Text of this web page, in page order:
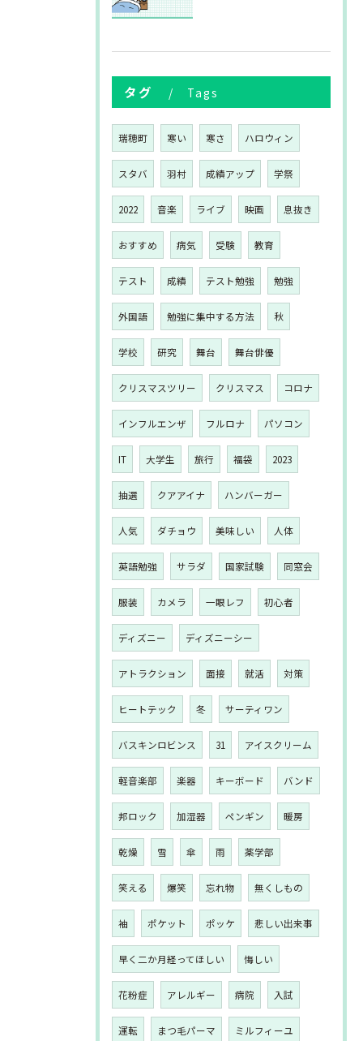
タグ Tags
瑞穂町 寒い 寒さ ハロウィン
スタバ 羽村 成績アップ 学祭
2022 音楽 ライブ 映画 息抜き
おすすめ 病気 受験 教育
テスト 成績 テスト勉強 勉強
外国語 勉強に集中する方法 秋
学校 研究 舞台 舞台俳優
クリスマスツリー クリスマス コロナ
インフルエンザ フルロナ パソコン
IT 大学生 旅行 福袋 2023
抽選 クアアイナ ハンバーガー
人気 ダチョウ 美味しい 人体
英語勉強 サラダ 国家試験 同窓会
服装 カメラ 一眼レフ 初心者
ディズニー ディズニーシー
アトラクション 面接 就活 対策
ヒートテック 冬 サーティワン
バスキンロビンス 31 アイスクリーム
軽音楽部 楽器 キーボード バンド
邦ロック 加湿器 ペンギン 暖房
乾燥 雪 傘 雨 薬学部
笑える 爆笑 忘れ物 無くしもの
袖 ポケット ポッケ 悲しい出来事
早く二か月経ってほしい 悔しい
花粉症 アレルギー 病院 入試
運転 まつ毛パーマ ミルフィーユ